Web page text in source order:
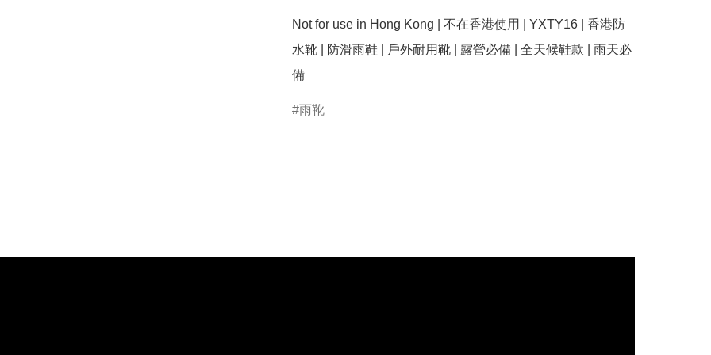
Not for use in Hong Kong | 不在香港使用 | YXTY16 | 香港防
水靴 | 防滑雨鞋 | 戶外耐用靴 | 露營必備 | 全天候鞋款 | 雨天必
備
雨靴